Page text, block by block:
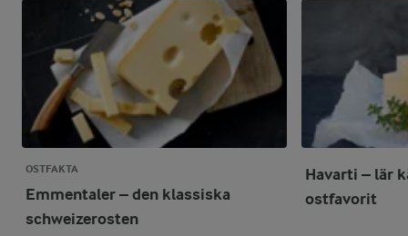
OSTFAKTA
Emmentaler – den klassiska
schweizerosten
Havarti – lär
ostfavorit